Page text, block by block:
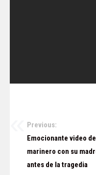
Navegación
entradas
Previous:
Emocionante video
marinero con su
antes de la tragedia